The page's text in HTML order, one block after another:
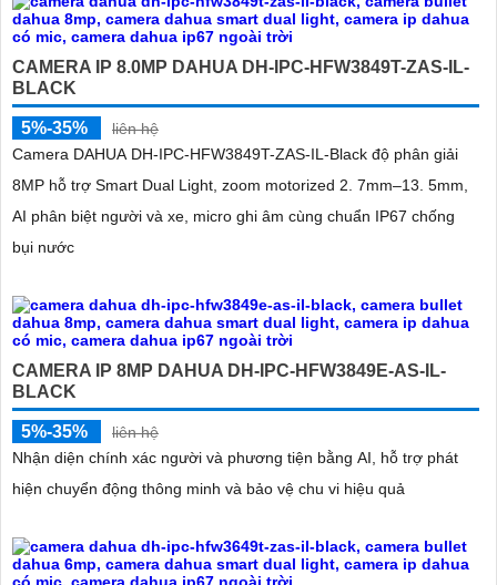
CAMERA IP 8.0MP DAHUA DH-IPC-HFW3849T-ZAS-IL-
BLACK
5%-35%
liên hệ
Camera DAHUA DH-IPC-HFW3849T-ZAS-IL-Black độ phân giải
8MP hỗ trợ Smart Dual Light, zoom motorized 2. 7mm–13. 5mm,
AI phân biệt người và xe, micro ghi âm cùng chuẩn IP67 chống
bụi nước
CAMERA IP 8MP DAHUA DH-IPC-HFW3849E-AS-IL-
BLACK
5%-35%
liên hệ
Nhận diện chính xác người và phương tiện bằng AI, hỗ trợ phát
hiện chuyển động thông minh và bảo vệ chu vi hiệu quả